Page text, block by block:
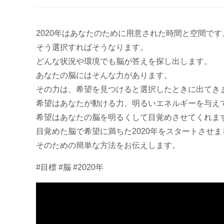
2020年はあなたのために用意された時間と空間です
そう選択すればそうなります。
どんな状況や環境でも脳が答えを探し出します。
あなたの脳にはそんな力があります。
その力は、希望を見つけると選択したときに出てき
希望はあなたが動ける力、明るいエネルギーを与え
希望はあなたの脳を明るくして目覚めさせてくれま
目覚めた脳で希望に満ちた2020年をスタートさせま
そのための簡単な方法をお伝えします。
#目標 #脳 #2020年